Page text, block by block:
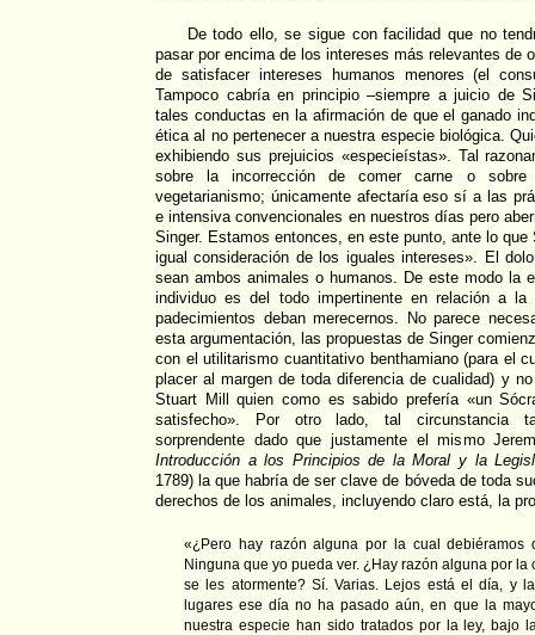
De todo ello, se sigue con facilidad que no
pasar por encima de los intereses más relevantes de
de satisfacer intereses humanos menores (el
Tampoco cabría en principio –siempre a juicio de
tales conductas en la afirmación de que el ganado
ética al no pertenecer a nuestra especie biológica.
exhibiendo sus prejuicios «especieístas». Tal
sobre la incorrección de comer carne o sobre
vegetarianismo; únicamente afectaría eso sí a las
e intensiva convencionales en nuestros días pero
Singer. Estamos entonces, en este punto, ante lo que
igual consideración de los iguales intereses». El
sean ambos animales o humanos. De este modo la
individuo es del todo impertinente en relación a la
padecimientos deban merecernos. No parece
esta argumentación, las propuestas de Singer
con el utilitarismo cuantitativo benthamiano (para el
placer al margen de toda diferencia de cualidad) y
Stuart Mill quien como es sabido prefería «un
satisfecho». Por otro lado, tal circunstancia
sorprendente dado que justamente el mismo
Introducción a los Principios de la Moral y la
1789) la que habría de ser clave de bóveda de toda
derechos de los animales, incluyendo claro está, la
«¿Pero hay razón alguna por la cual debiéramos
Ninguna que yo pueda ver. ¿Hay razón alguna por
se les atormente? Sí. Varias. Lejos está el día, y
lugares ese día no ha pasado aún, en que la
nuestra especie han sido tratados por la ley, bajo